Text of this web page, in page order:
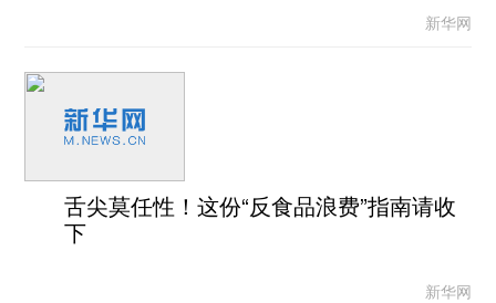
新华网
舌尖莫任性！这份“反食品浪费”指南请收
下
新华网